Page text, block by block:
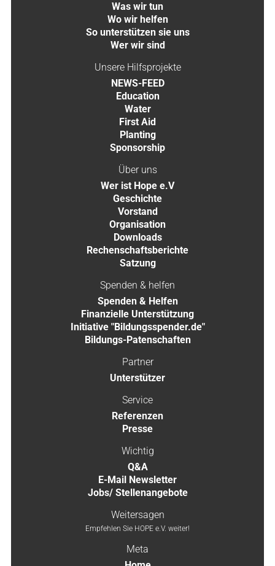
Was wir tun
Wo wir helfen
So unterstützen sie uns
Wer wir sind
Unsere Hilfsprojekte
NEWS-FEED
Education
Water
First Aid
Planting
Sponsorship
Über uns
Wer ist Hope e.V
Geschichte
Vorstand
Organisation
Downloads
Rechenschaftsberichte
Satzung
Spenden & helfen
Spenden & Helfen
Finanzielle Unterstützung
Initiative "Bildungsspender.de"
Bildungs-Patenschaften
Partner
Unterstützer
Service
Referenzen
Presse
Wichtig
Q&A
E-Mail Newsletter
Jobs/ Stellenangebote
Weitersagen
Empfehlen Sie HOPE e.V. weiter!
Meta